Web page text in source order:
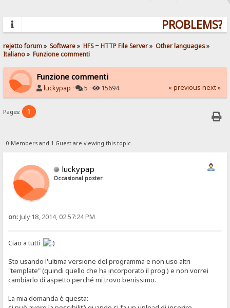
PROBLEMS?
rejetto forum» Software» HFS ~ HTTP File Server» Other languages»
Italiano» Funzione commenti
Funzione commenti
luckypap · 5 · 15694 « previous next »
Pages: 1
0 Members and 1 Guest are viewing this topic.
luckypap
Occasional poster
on:July 18, 2014, 02:57:24 PM
Ciao a tutti
Sto usando l'ultima versione del programma e non uso altri
"template" (quindi quello che ha incorporato il prog.) e non vorrei
cambiarlo di aspetto perché mi trovo benissimo.
La mia domanda è questa: